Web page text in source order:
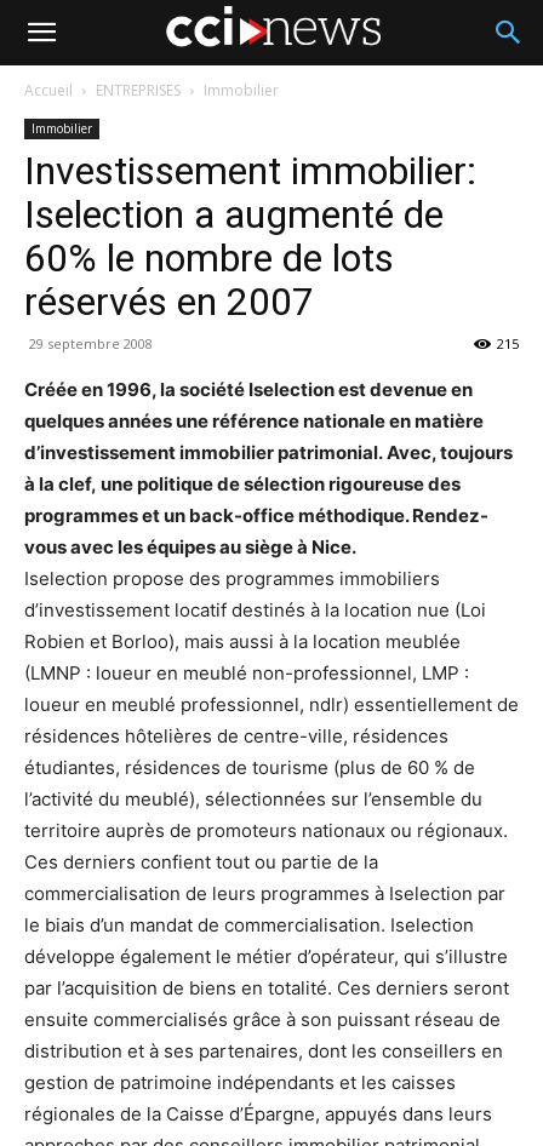
Accueil ENTREPRISES Immobilier
Immobilier
Investissement immobilier:
Iselection a augmenté de
60% le nombre de lots
réservés en 2007
29 septembre 2008 215
Créée en 1996, la société Iselection est devenue en
quelques années une référence nationale en matière
d’investissement immobilier patrimonial. Avec, toujours
à la clef, une politique de sélection rigoureuse des
programmes et un back-office méthodique. Rendez-
vous avec les équipes au siège à Nice.
Iselection propose des programmes immobiliers
d’investissement locatif destinés à la location nue (Loi
Robien et Borloo), mais aussi à la location meublée
(LMNP : loueur en meublé non-professionnel, LMP :
loueur en meublé professionnel, ndlr) essentiellement de
résidences hôtelières de centre-ville, résidences
étudiantes, résidences de tourisme (plus de 60 % de
l’activité du meublé), sélectionnées sur l’ensemble du
territoire auprès de promoteurs nationaux ou régionaux.
Ces derniers confient tout ou partie de la
commercialisation de leurs programmes à Iselection par
le biais d’un mandat de commercialisation. Iselection
développe également le métier d’opérateur, qui s’illustre
par l’acquisition de biens en totalité. Ces derniers seront
ensuite commercialisés grâce à son puissant réseau de
distribution et à ses partenaires, dont les conseillers en
gestion de patrimoine indépendants et les caisses
régionales de la Caisse d’Épargne, appuyés dans leurs